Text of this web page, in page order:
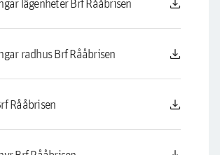
radhus Brf Rååbrisen download
Rååbrisen download